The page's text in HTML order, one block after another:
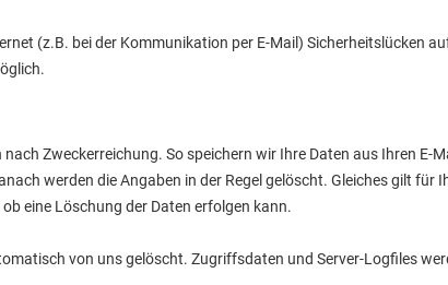
(z.B. bei der Kommunikation per E-Mail) Sicherheitslücken
Zweckerreichung. So speichern wir Ihre Daten aus Ihren E-
werden die Angaben in der Regel gelöscht. Gleiches gilt für
eine Löschung der Daten erfolgen kann.
von uns gelöscht. Zugriffsdaten und Server-Logfiles